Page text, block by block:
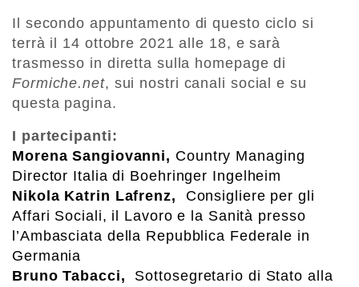
Il secondo appuntamento di questo ciclo si
terrà il 14 ottobre 2021 alle 18, e sarà
trasmesso in diretta sulla homepage di
Formiche.net, sui nostri canali social e su
questa pagina.
I partecipanti:
Morena Sangiovanni, Country Managing
Director Italia di Boehringer Ingelheim
Nikola Katrin Lafrenz, Consigliere per gli
Affari Sociali, il Lavoro e la Sanità presso
l’Ambasciata della Repubblica Federale in
Germania
Bruno Tabacci, Sottosegretario di Stato alla